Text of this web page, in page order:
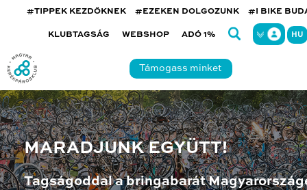
#TIPPEK KEZDŐKNEK #EZEKEN DOLGOZUNK #I BIKE
KLUBTAGSÁG WEBSHOP ADÓ 1% HU
Támogass minket
MARADJUNK EGYÜTT!
Tagságoddal a bringabarát